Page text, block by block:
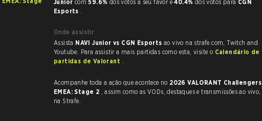
Junior com59.6% dos votos a seu favor e40.4% dos votos para CGN
Esports .
Onde assistir
Assista NAVI Junior vs CGN Esports ao vivo na strafe.com, Twitch and
Youtube. Para assistir a mais partidas como esta, visite o Calendário de
partidas de Valorant .
Acompanhe toda a ação que acontece no 2026 VALORANT Challengers
EMEA: Stage 2 , assim como as VODs, destaques e transmissões ao vivo, tudo
na Strafe.